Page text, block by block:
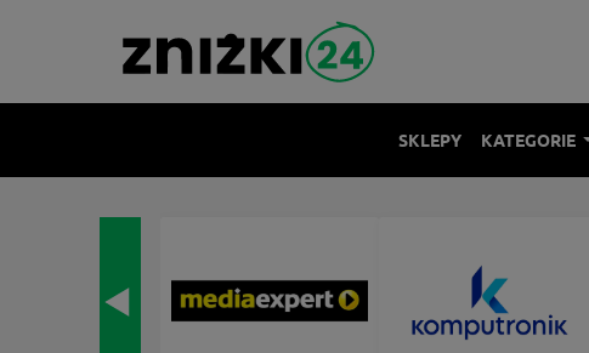
SKLEPY KATEGORIE